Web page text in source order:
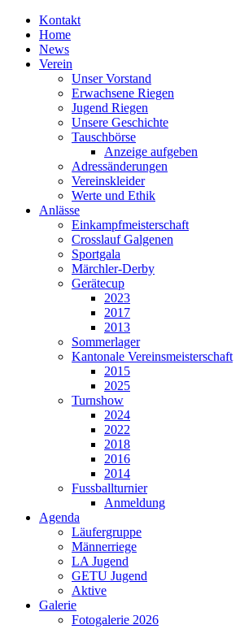
Kontakt
Home
News
Verein
Unser Vorstand
Erwachsene Riegen
Jugend Riegen
Unsere Geschichte
Tauschbörse
Anzeige aufgeben
Adressänderungen
Vereinskleider
Werte und Ethik
Anlässe
Einkampfmeisterschaft
Crosslauf Galgenen
Sportgala
Märchler-Derby
Gerätecup
2023
2017
2013
Sommerlager
Kantonale Vereinsmeisterschaft
2015
2025
Turnshow
2024
2022
2018
2016
2014
Fussballturnier
Anmeldung
Agenda
Läufergruppe
Männerriege
LA Jugend
GETU Jugend
Aktive
Galerie
Fotogalerie 2026